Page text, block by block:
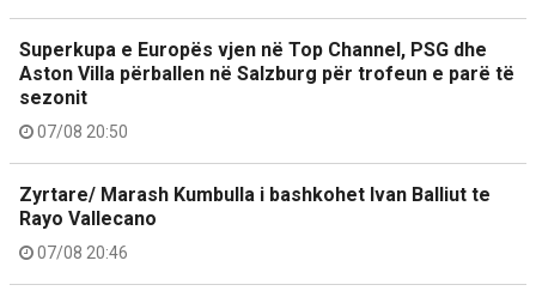
Superkupa e Europës vjen në Top Channel, PSG dhe
Aston Villa përballen në Salzburg për trofeun e parë të
sezonit
07/08 20:50
Zyrtare/ Marash Kumbulla i bashkohet Ivan Balliut te
Rayo Vallecano
07/08 20:46